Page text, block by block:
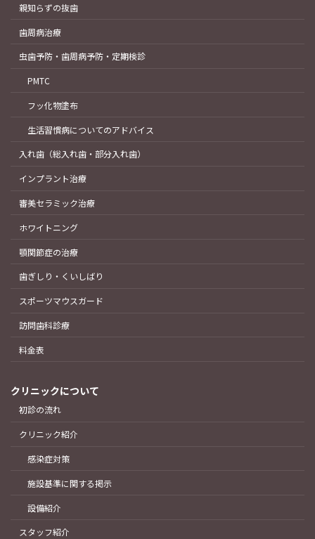
親知らずの抜歯
歯周病治療
虫歯予防・歯周病予防・定期検診
PMTC
フッ化物塗布
生活習慣病についてのアドバイス
入れ歯（総入れ歯・部分入れ歯）
インプラント治療
審美セラミック治療
ホワイトニング
顎関節症の治療
歯ぎしり・くいしばり
スポーツマウスガード
訪問歯科診療
料金表
クリニックについて
初診の流れ
クリニック紹介
感染症対策
施設基準に関する掲示
設備紹介
スタッフ紹介